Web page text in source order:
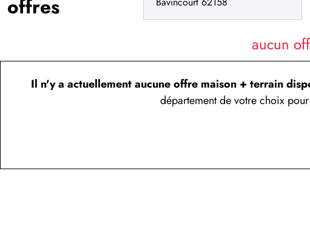
offres
aucun
Il n'y a actuellement aucune offre maison + terrain
département de votre choix